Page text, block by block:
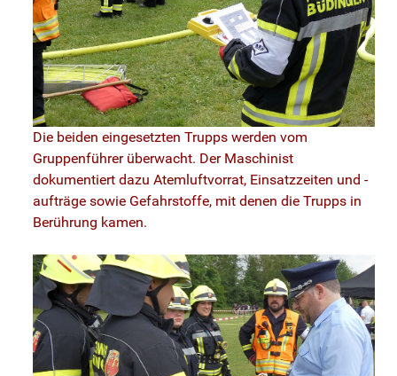
Die beiden eingesetzten Trupps werden vom
Gruppenführer überwacht. Der Maschinist
dokumentiert dazu Atemluftvorrat, Einsatzzeiten und -
aufträge sowie Gefahrstoffe, mit denen die Trupps in
Berührung kamen.